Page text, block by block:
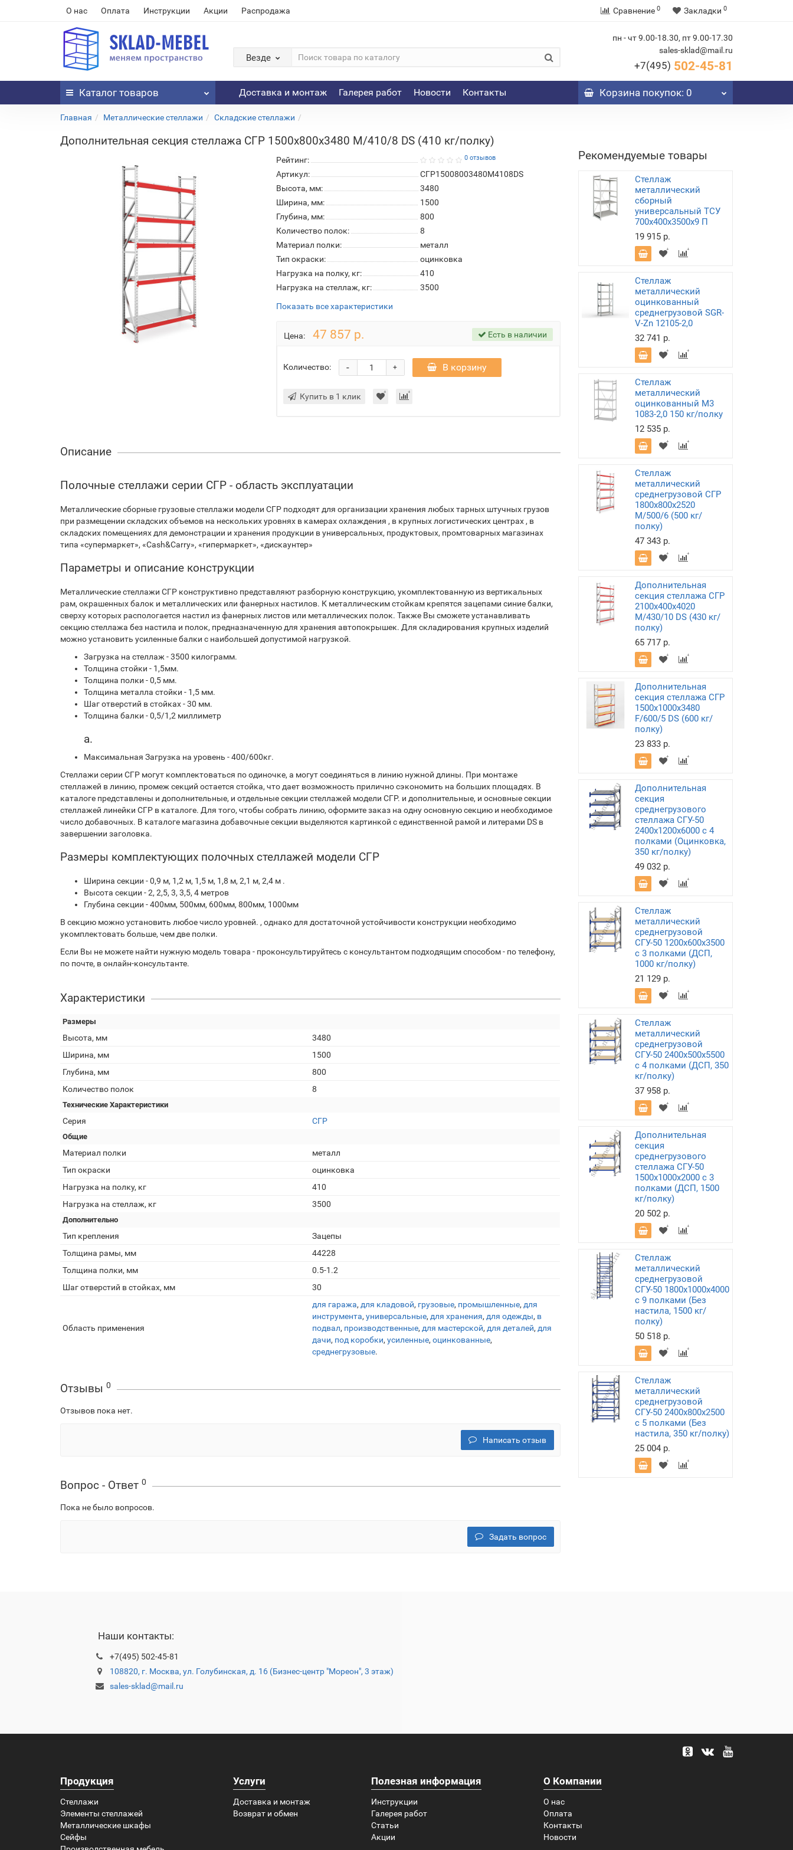
О нас Оплата Инструкции Акции Распродажа Сравнение 0 Закладки 0
Везде
пн - чт 9.00-18.30, пт 9.00-17.30
sales-sklad@mail.ru
+7(495) 502-45-81
Каталог товаров Доставка и монтаж Галерея работ Новости Контакты Корзинапокупок: 0
Главная Металлические стеллажи Складские стеллажи
Дополнительная секция стеллажа СГР 1500х800х3480 M/410/8 DS (410 кг/полку)
Рейтинг: 0 отзывов
Артикул:
СГР15008003480M4108DS
Высота, мм:
3480
Ширина, мм:
1500
Глубина, мм:
800
Количество полок:
8
Материал полки:
металл
Тип окраски:
оцинковка
Нагрузка на полку, кг:
410
Нагрузка на стеллаж, кг:
3500
Показать все характеристики
Цена: 47 857 р. Есть в наличии
Количество: +
- В корзину
Купить в 1 клик
Описание
Полочные стеллажи серии СГР - область эксплуатации
Металлические сборные грузовые стеллажи модели СГР подходят для организации хранения любых тарных штучных грузов
при размещении складских объемов на нескольких уровнях в камерах охлаждения , в крупных логистических центрах , в
складских помещениях для демонстрации и хранения продукции в универсальных, продуктовых, промтоварных магазинах
типа «супермаркет», «Cash&Carry», «гипермаркет», «дискаунтер»
Параметры и описание конструкции
Металлические стеллажи СГР конструктивно представляют разборную конструкцию, укомплектованную из вертикальных
рам, окрашенных балок и металлических или фанерных настилов. К металлическим стойкам крепятся зацепами синие балки,
сверху которых распологается настил из фанерных листов или металлических полок. Также Вы сможете устанавливать
секцию стеллажа без настила и полок, предназначенную для хранения автопокрышек. Для складирования крупных изделий
можно установить усиленные балки с наибольшей допустимой нагрузкой.
Загрузка на стеллаж - 3500 килограмм.
Толщина стойки - 1,5мм.
Толщина полки - 0,5 мм.
Толщина металла стойки - 1,5 мм.
Шаг отверстий в стойках - 30 мм.
Толщина балки - 0,5/1,2 миллиметр
а.
Максимальная Загрузка на уровень - 400/600кг.
Стеллажи серии СГР могут комплектоваться по одиночке, а могут соединяться в линию нужной длины. При монтаже
стеллажей в линию, промеж секций остается стойка, что дает возможность прилично сэкономить на больших площадях. В
каталоге представлены и дополнительные, и отдельные секции стеллажей модели СГР. и дополнительные, и основные секции
стеллажей линейки СГР в каталоге. Для того, чтобы собрать линию, оформите заказ на одну основную секцию и необходимое
число добавочных. В каталоге магазина добавочные секции выделяются картинкой с единственной рамой и литерами DS в
завершении заголовка.
Размеры комплектующих полочных стеллажей модели СГР
Ширина секции - 0,9 м, 1,2 м, 1,5 м, 1,8 м, 2,1 м, 2,4 м .
Высота секции - 2, 2,5, 3, 3,5, 4 метров
Глубина секции - 400мм, 500мм, 600мм, 800мм, 1000мм
В секцию можно установить любое число уровней. , однако для достаточной устойчивости конструкции необходимо
укомплектовать больше, чем две полки.
Если Вы не можете найти нужную модель товара - проконсультируйтесь с консультантом подходящим способом - по телефону,
по почте, в онлайн-консультанте.
Характеристики
Размеры
Высота, мм
3480
Ширина, мм
1500
Глубина, мм
800
Количество полок
8
Технические Характеристики
Серия СГР
Общие
Материал полки
металл
Тип окраски
оцинковка
Нагрузка на полку, кг
410
Нагрузка на стеллаж, кг
3500
Дополнительно
Тип крепления
Зацепы
Толщина рамы, мм
44228
Толщина полки, мм
0.5-1.2
Шаг отверстий в стойках, мм
30
Область применения
для гаража, для кладовой, грузовые, промышленные, для
инструмента, универсальные, для хранения, для одежды, в
подвал, производственные, для мастерской, для деталей, для
дачи, под коробки, усиленные, оцинкованные,
среднегрузовые.
Отзывы 0
Отзывов пока нет.
Написать отзыв
Вопрос - Ответ 0
Пока не было вопросов.
Задать вопрос
Рекомендуемые товары
Стеллаж
металлический
сборный
универсальный ТСУ
700х400х3500х9 П
19 915 р.
Стеллаж
металлический
оцинкованный
среднегрузовой SGR-
V-Zn 12105-2,0
32 741 р.
Стеллаж
металлический
оцинкованный М3
1083-2,0 150 кг/полку
12 535 р.
Стеллаж
металлический
среднегрузовой СГР
1800х800х2520
M/500/6 (500 кг/
полку)
47 343 р.
Дополнительная
секция стеллажа СГР
2100х400х4020
M/430/10 DS (430 кг/
полку)
65 717 р.
Дополнительная
секция стеллажа СГР
1500х1000х3480
F/600/5 DS (600 кг/
полку)
23 833 р.
Дополнительная
секция
среднегрузового
стеллажа СГУ-50
2400х1200х6000 с 4
полками (Оцинковка,
350 кг/полку)
49 032 р.
Стеллаж
металлический
среднегрузовой
СГУ-50 1200х600х3500
с 3 полками (ДСП,
1000 кг/полку)
21 129 р.
Стеллаж
металлический
среднегрузовой
СГУ-50 2400х500х5500
с 4 полками (ДСП, 350
кг/полку)
37 958 р.
Дополнительная
секция
среднегрузового
стеллажа СГУ-50
1500х1000х2000 с 3
полками (ДСП, 1500
кг/полку)
20 502 р.
Стеллаж
металлический
среднегрузовой
СГУ-50 1800х1000х4000
с 9 полками (Без
настила, 1500 кг/
полку)
50 518 р.
Стеллаж
металлический
среднегрузовой
СГУ-50 2400х800х2500
с 5 полками (Без
настила, 350 кг/полку)
25 004 р.
Наши контакты:
+7(495) 502-45-81
108820, г. Москва, ул. Голубинская, д. 16 (Бизнес-центр "Мореон", 3 этаж)
sales-sklad@mail.ru
Продукция
Стеллажи
Элементы стеллажей
Металлические шкафы
Сейфы
Услуги
Доставка и монтаж
Возврат и обмен
Полезная информация
Инструкции
Галерея работ
Статьи
Акции
О Компании
О нас
Оплата
Контакты
Новости